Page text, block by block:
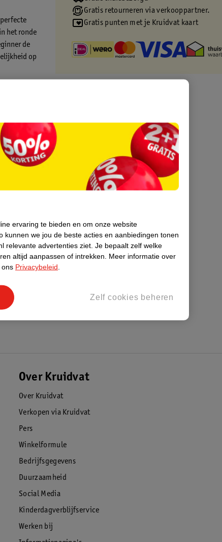
het ronde
de
op
bieden
en
van
niveau te
Gratis retourneren via verkooppartner.
Gratis punten met je Kruidvat kaart
Over Kruidvat
Over Kruidvat
Verkopen via Kruidvat
Pers
Winkelformule
Bedrijfsgegevens
Duurzaamheid
Social Media
Kinderdagverblijfservice
Werken bij
ervaring te bieden en om onze website
kunnen we jou de beste acties en aanbiedingen tonen
relevante advertenties ziet. Je bepaalt zelf welke
altijd aanpassen of intrekken.
Meer informatie over
ons Privacybeleid
Zelf cookies beheren